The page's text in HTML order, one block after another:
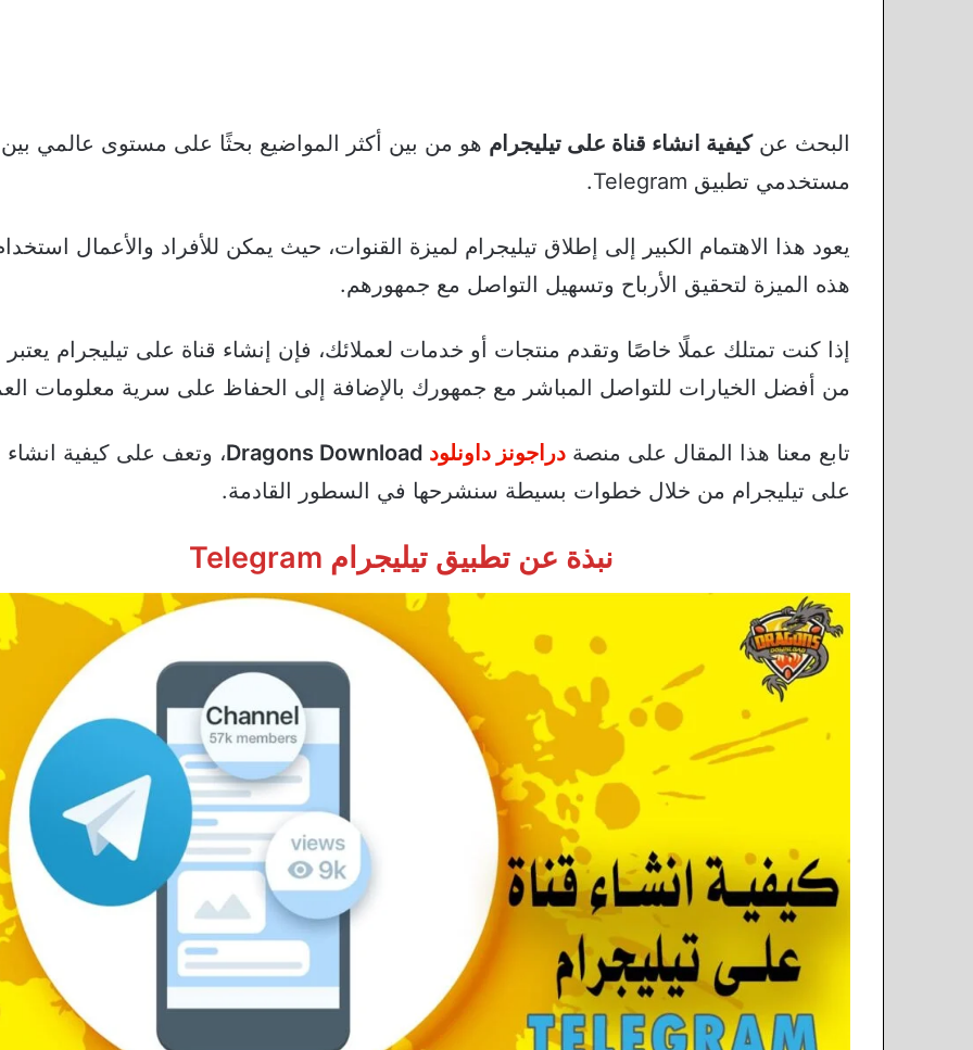
البحث عنكيفية انشاء قناة على تيليجرام هو من بين أكثر المواضيع بحثًا على مستوى عالمي بين
مستخدمي تطبيق Telegram.
يعود هذا الاهتمام الكبير إلى إطلاق تيليجرام لميزة القنوات، حيث يمكن للأفراد والأعمال
هذه الميزة لتحقيق الأرباح وتسهيل التواصل مع جمهورهم.
إذا كنت تمتلك عملًا خاصًا وتقدم منتجات أو خدمات لعملائك، فإن إنشاء قناة على تيليجرام يعتبر
من أفضل الخيارات للتواصل المباشر مع جمهورك بالإضافة إلى الحفاظ على سرية معلومات
تابع معنا هذا المقال على منصةدراجونز داونلود
، وتعف على كيفية انشاء
على تيليجرام من خلال خطوات بسيطة سنشرحها في السطور القادمة.
نبذة عن تطبيق تيليجرام Telegram